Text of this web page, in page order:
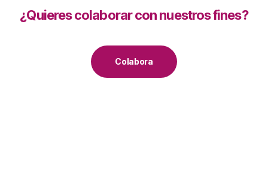
¿Quieres colaborar con nuestros fines?
Colabora